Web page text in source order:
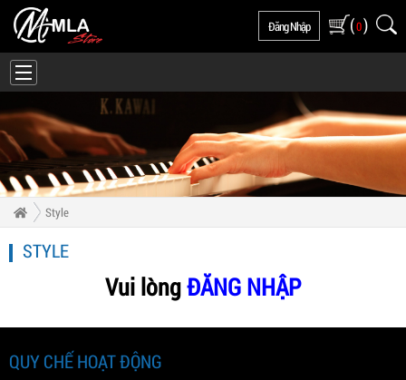
Đăng Nhập (0)
Style
STYLE
Vui lòngĐĂNG NHẬP
QUY CHẾ HOẠT ĐỘNG